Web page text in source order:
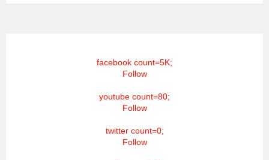
facebook count=5K;
Follow
youtube count=80;
Follow
twitter count=0;
Follow